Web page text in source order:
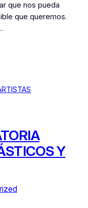
que nos pueda
que queremos.
Y